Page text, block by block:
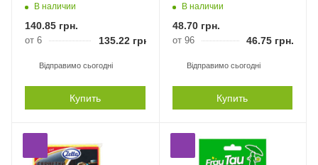
В наличии
140.85 грн.
от 6 135.22 грн.
Відправимо сьогодні
Купить
В наличии
48.70грн.
от 96 46.75грн.
Відправимо сьогодні
Купить